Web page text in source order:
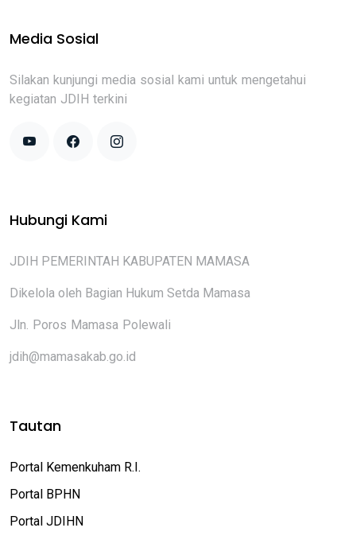
Media Sosial
Silakan kunjungi media sosial kami untuk mengetahui
kegiatan JDIH terkini
Hubungi Kami
JDIH PEMERINTAH KABUPATEN MAMASA
Dikelola oleh Bagian Hukum Setda Mamasa
Jln. Poros Mamasa Polewali
jdih@mamasakab.go.id
Tautan
Portal Kemenkuham R.I.
Portal BPHN
Portal JDIHN